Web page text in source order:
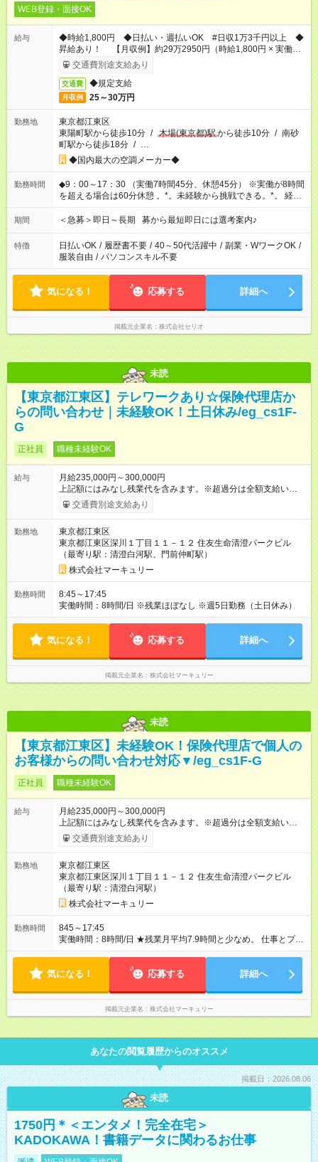
WEB登録・面接OK
給与
◆時給1,800円 ◆日払い・週払いOK #日収1万3千円以上 ◆
昇給あり！ 【月収例】約29万2950円（時給1,800円 × 実働
7.75h × 21日）【6～8月は月36万可】
交通費別途支給あり
交通費 ◆規定支給
月収例 25～30万円
勤務地
東京都江東区
東陽町駅から徒歩10分 / 木場(東京都)駅から徒歩10分 / 南砂
町駅から徒歩18分 / …
◆国内最大の空調メーカー◆
勤務時間
◆9：00～17：30 （実働7時間45分、休憩45分） ※実働が8時間
を超える場合は60分休憩 。*。未経験から挑戦できる。*。 経験
ゼロから始められるお仕事！ 例えば前職が、 大学・学校事務/デ
ータ入力/一般事務/在宅/財団法人/受付/販売など オフィスワーク
期間 ＜急募＞即日～長期 募から最短即日には選考案内♪
特徴 日払いOK / 履歴書不要 / 40～50代活躍中 / 副業・WワークOK /
服装自由 / パソコンスキル不要
気になる！ 応募する 詳細へ
掲載元企業名 株式会社セリオ
未読
【東京都江東区】テレワークあり☆保険代理店か
らの問い合わせ｜未経験OK！土日休み/eg_cs1F-
G
正社員 職種未経験OK
給与
月給235,000円～300,000円
上記額にはみなし残業代を含みます。※超過分は全額支給いたし
ます。 みなし残業代 16,432円／月 みなし残業時間 10時間／月
※能力やスキルを考慮の上、当社規程により決定します。 ーー
に1回の「年次昇給」があり、仕事での成果にあわせて昇給しま
す。特に頑張っている人は、上長の裁量でさらにプラスの昇給
となることも。努力や成長が収入につながる環境です。 【試用
期間】試用期間あり 試用期間の長さ：3ヶ月 雇用形態、給与は
本採用時と同じです。
交通費別途支給あり
勤務地
東京都江東区
東京都江東区深川１丁目１１－１２ 住友生命清澄パークビル
（最寄り駅：清澄白河駅、門前仲町駅）
株式会社マーキュリー
勤務時間
8:45～17:45
実働時間：8時間/日 ※残業ほぼなし ※週5日勤務（土日休み）
気になる！ 応募する 詳細へ
掲載元企業名 株式会社マーキュリー
未読
【東京都江東区】未経験OK！保険代理店で個人の
お客様からの問い合わせ対応▼/eg_cs1F-G
正社員 職種未経験OK
給与
月給235,000円～300,000円
上記額にはみなし残業代を含みます。※超過分は全額支給いたし
ます。 みなし残業代 16,432円／月 みなし残業時間 10時間／月
※能力やスキルを考慮の上、当社規程により決定します。 ーー
に1回の「年次昇給」があり、仕事での成果にあわせて昇給しま
す。特に頑張っている人は、上長の裁量でさらにプラスの昇給
となることも。努力や成長が収入につながる環境です。 【試用
期間】試用期間あり 試用期間の長さ：3ヶ月 雇用形態、給与は
本採用時と同じです。
交通費別途支給あり
勤務地
東京都江東区
東京都江東区深川１丁目１１－１２ 住友生命清澄パークビル
（最寄り駅：清澄白河駅）
株式会社マーキュリー
勤務時間
845～17:45
実働時間：8時間/日 ★残業月平均7.9時間と少なめ。 仕事とプラ
イベートを両立したい方にピッタリです！
気になる！ 応募する 詳細へ
掲載元企業名 株式会社マーキュリー
あなたの閲覧履歴からのオススメ
掲載日：2026.08.06
未読
1750円＊＜エンタメ！完全在宅＞
KADOKAWA！書籍データに関わるお仕事